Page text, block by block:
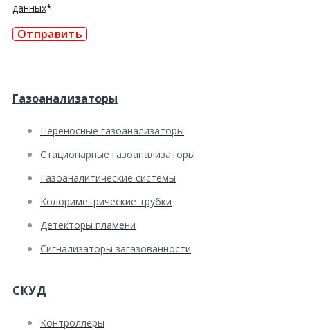
данных*.
Отправить
Газоанализаторы
Переносные газоанализаторы
Стационарные газоанализаторы
Газоаналитические системы
Колориметрические трубки
Детекторы пламени
Сигнализаторы загазованности
СКУД
Контроллеры